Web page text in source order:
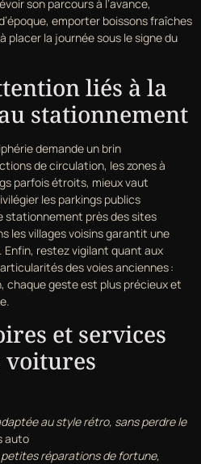
son parcours à l’avance,
emporter boissons fraîches
la journée sous le signe du
liés à la
stationnement
demande un brin
de circulation, les zones à
parfois étroits, mieux vaut
les parkings publics
stationnement près des sites
les villages voisins garantit une
Enfin, restez vigilant quant aux
des voies anciennes :
chaque geste est plus précieux et
et services
voitures
au style rétro, sans perdre le
auto
petites réparations de fortune,